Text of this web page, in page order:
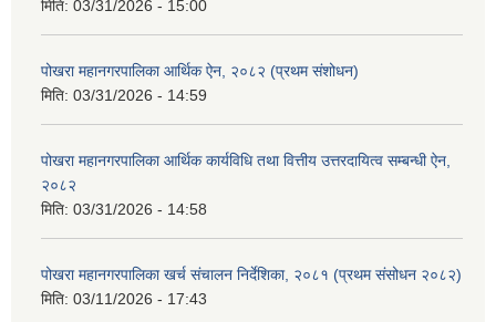
मिति: 03/31/2026 - 15:00
पोखरा महानगरपालिका आर्थिक ऐन, २०८२ (प्रथम संशोधन)
मिति: 03/31/2026 - 14:59
पोखरा महानगरपालिका आर्थिक कार्यविधि तथा वित्तीय उत्तरदायित्व सम्बन्धी ऐन,
२०८२
मिति: 03/31/2026 - 14:58
पोखरा महानगरपालिका खर्च संचालन निर्देशिका, २०८१ (प्रथम संसोधन २०८२)
मिति: 03/11/2026 - 17:43